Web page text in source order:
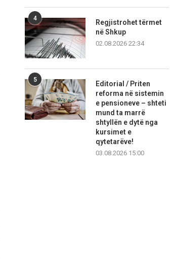
4
Regjistrohet tërmet
në Shkup
02.08.2026 22:34
5
Editorial / Priten
reforma në sistemin
e pensioneve – shteti
mund ta marrë
shtyllën e dytë nga
kursimet e
qytetarëve!
03.08.2026 15:00